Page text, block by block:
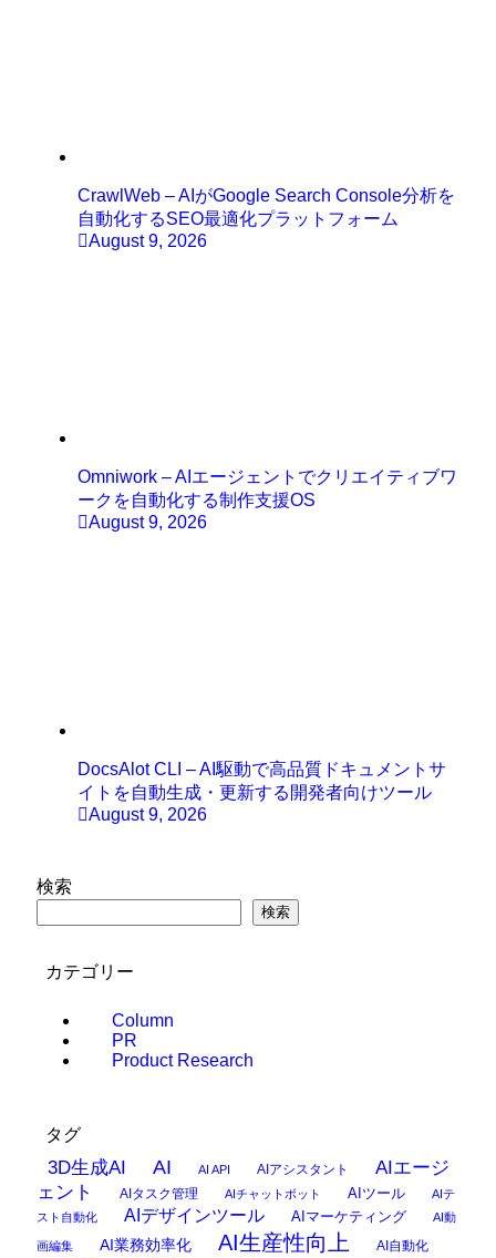
CrawlWeb – AIがGoogle Search Console分析を
自動化するSEO最適化プラットフォーム
August 9, 2026
Omniwork – AIエージェントでクリエイティブワ
ークを自動化する制作支援OS
August 9, 2026
DocsAlot CLI – AI駆動で高品質ドキュメントサ
イトを自動生成・更新する開発者向けツール
August 9, 2026
検索
検索
カテゴリー
Column
PR
Product Research
タグ
3D生成AI AI AI API AIアシスタント
AIエージ
ェント
AIタスク管理 AIチャットボット AIツール
AIテ
スト自動化
AIデザインツール AIマーケティング AI動
画編集 AI業務効率化 AI生産性向上 AI自動化